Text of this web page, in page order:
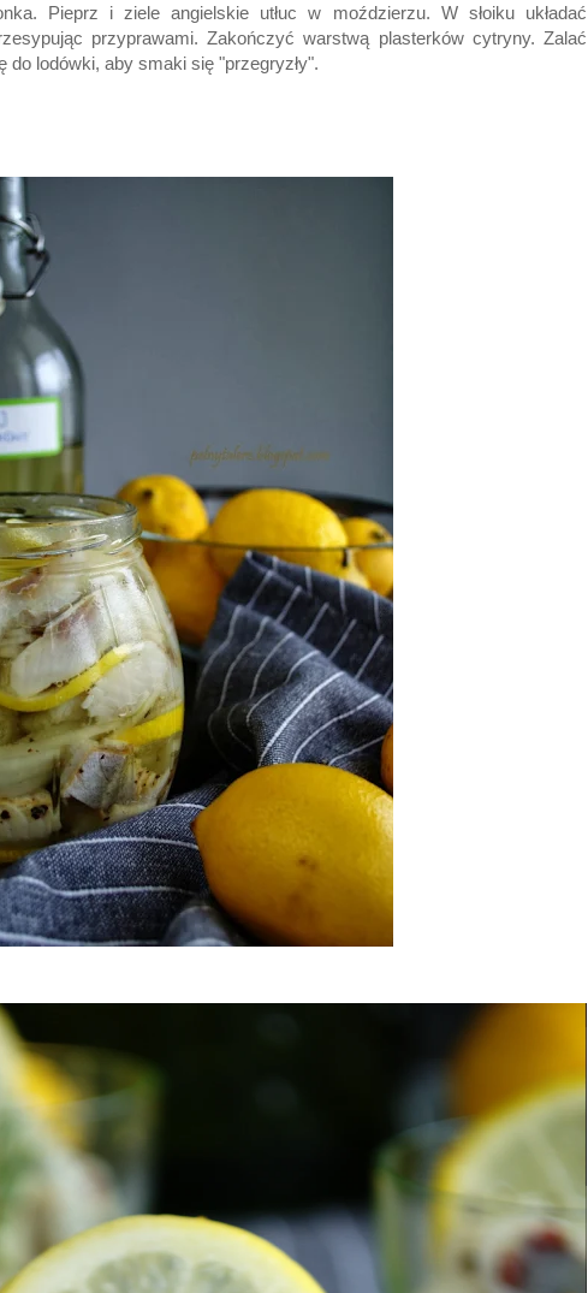
Pieprz i ziele angielskie utłuc w moździerzu. W słoiku układać
przyprawami. Zakończyć warstwą plasterków cytryny. Zalać
lodówki, aby smaki się "przegryzły".